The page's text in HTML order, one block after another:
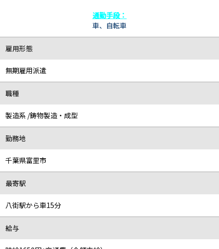
通勤手段：
車、自転車
雇用形態
無期雇用派遣
職種
製造系 /鋳物製造・成型
勤務地
千葉県富里市
最寄駅
八街駅から車15分
給与